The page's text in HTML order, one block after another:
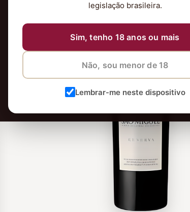
legislação brasileira.
Sim, tenho 18 anos ou mais
Não, sou menor de 18
Lembrar-me neste dispositivo